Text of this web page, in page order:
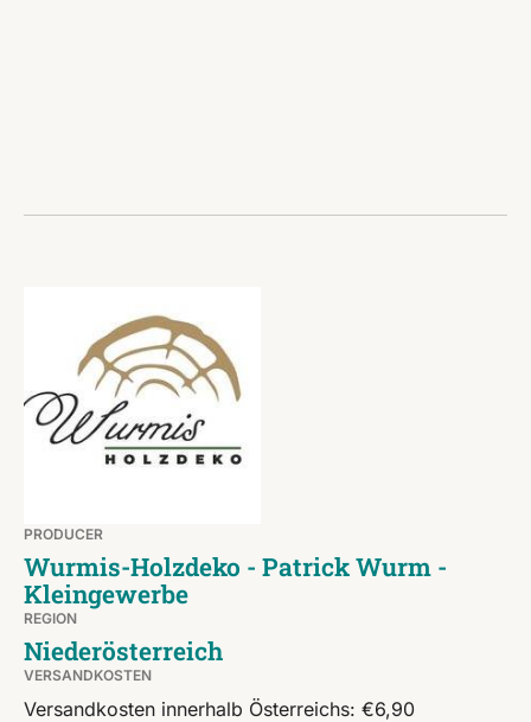
PRODUCER
Wurmis-Holzdeko - Patrick Wurm -
Kleingewerbe
REGION
Niederösterreich
VERSANDKOSTEN
Versandkosten innerhalb Österreichs: €6,90